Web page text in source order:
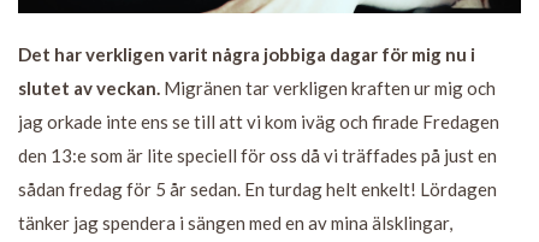
Det har verkligen varit några jobbiga dagar för mig nu i
slutet av veckan. Migränen tar verkligen kraften ur mig och
jag orkade inte ens se till att vi kom iväg och firade Fredagen
den 13:e som är lite speciell för oss då vi träffades på just en
sådan fredag för 5 år sedan. En turdag helt enkelt! Lördagen
tänker jag spendera i sängen med en av mina älsklingar,